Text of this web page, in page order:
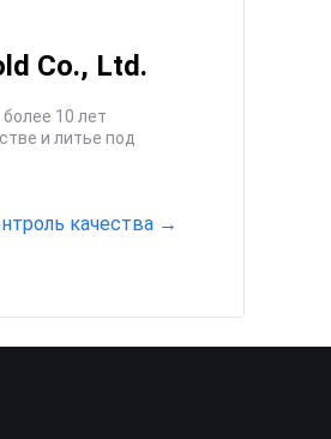
Co., Ltd.
качества →